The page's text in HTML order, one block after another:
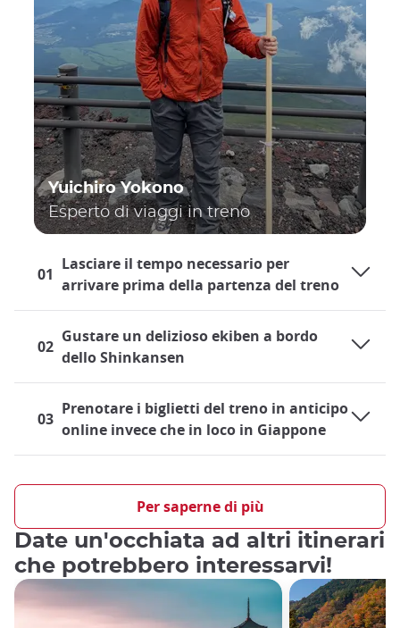
01
Lasciare il tempo necessario per
arrivare prima della partenza del treno
02
Gustare un delizioso ekiben a bordo
dello Shinkansen
03
Prenotare i biglietti del treno in anticipo
online invece che in loco in Giappone
Yuichiro Yokono
Esperto di viaggi in treno
Il sistema ferroviario giapponese è molto sviluppato ed è un
mezzo di trasporto estremamente pratico sia per i residenti
che per i turisti, che si trovano a utilizzare il treno quasi ogni
giorno, sia per le linee locali che per i famosi treni proiettile
Shinkansen. Per chi visita il Giappone per la prima volta,
l'importanza del treno durante il viaggio è innegabile.
Per saperne di più
Date un'occhiata ad altri itinerari
che potrebbero interessarvi!